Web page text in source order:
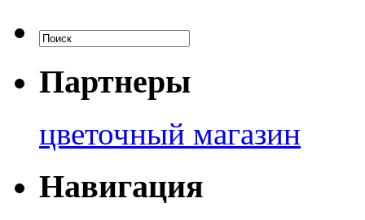
Партнеры
цветочный магазин
Навигация